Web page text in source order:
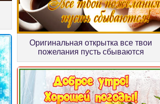
Оригинальная открытка все твои
пожелания пусть сбываются